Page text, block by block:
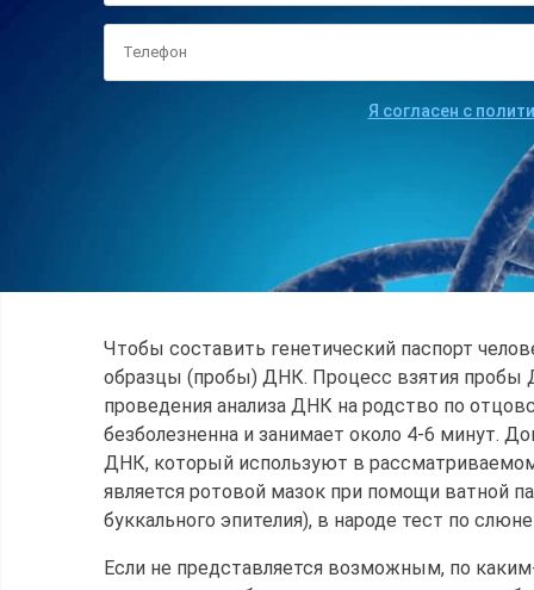
Я согласен с
Чтобы составить генетический паспорт
образцы (пробы) ДНК. Процесс взятия пробы
проведения анализа ДНК на родство по
безболезненна и занимает около 4-6 минут.
ДНК, который используют в
является ротовой мазок при помощи ватной
буккального эпителия), в народе тест по
Если не представляется возможным, по